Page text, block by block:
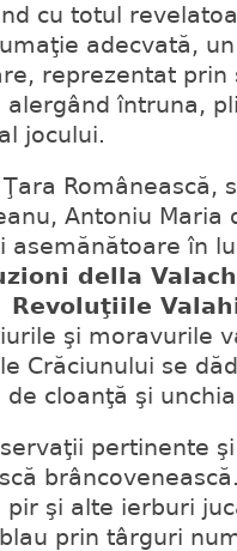
cu totul
adecvată,
reprezentat prin
întruna,
jocului.
Românească,
Antoniu Maria
asemănătoare în
della
Revoluţiile
şi moravurile
Crăciunului se
cloanţă şi
pertinente
şi alte ierburi
prin târguri